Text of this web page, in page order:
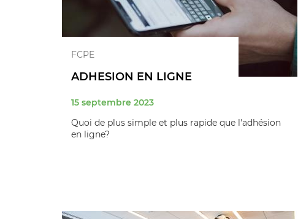
FCPE
ADHESION EN LIGNE
15 septembre 2023
Quoi de plus simple et plus rapide que l'adhésion
en ligne?